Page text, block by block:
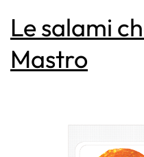
Le salami
Mastro